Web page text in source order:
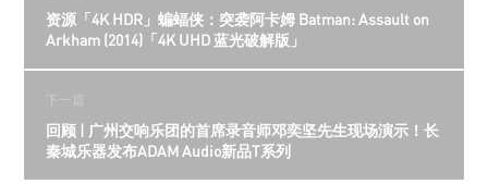
资源「4K HDR」蝙蝠侠：突袭阿卡姆 Batman: Assault on
Arkham (2014)「4K UHD 蓝光破解版」
下一篇
回顾 | 广州交响乐团的首席录音师邓奕坚先生现场演示！长
秦城乐器发布ADAM Audio新品T系列